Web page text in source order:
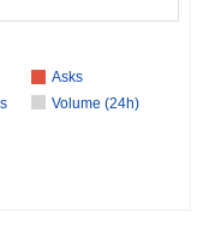
Asks
Volume (24h)